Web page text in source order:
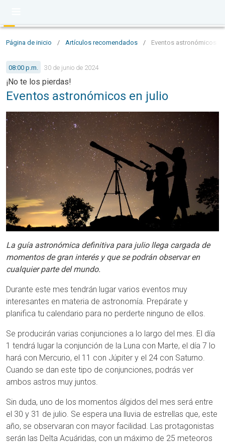
Página de inicio / Artículos recomendados / Eventos astronómicos
08:00 p.m. 30 de junio de 2024
¡No te los pierdas!
Eventos astronómicos en julio
La guía astronómica definitiva para julio llega cargada de
momentos de gran interés y que se podrán observar en
cualquier parte del mundo.
Durante este mes tendrán lugar varios eventos muy
interesantes en materia de astronomía. Prepárate y
planifica tu calendario para no perderte ninguno de ellos.
Se producirán varias conjunciones a lo largo del mes. El día
1 tendrá lugar la conjunción de la Luna con Marte, el día 7 lo
hará con Mercurio, el 11 con Júpiter y el 24 con Saturno.
Cuando se dan este tipo de conjunciones, podrás ver
ambos astros muy juntos.
Sin duda, uno de los momentos álgidos del mes será entre
el 30 y 31 de julio. Se espera una lluvia de estrellas que, este
año, se observaran con mayor facilidad. Las protagonistas
serán las Delta Acuáridas, con un máximo de 25 meteoros